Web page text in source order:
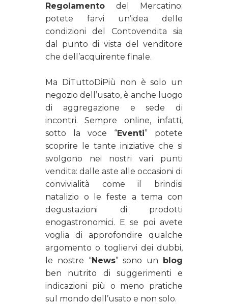
Regolamento del Mercatino:
potete farvi un’idea delle
condizioni del Contovendita sia
dal punto di vista del venditore
che dell’acquirente finale.
Ma DiTuttoDiPiù non è solo un
negozio dell’usato, è anche luogo
di aggregazione e sede di
incontri. Sempre online, infatti,
sotto la voce “Eventi” potete
scoprire le tante iniziative che si
svolgono nei nostri vari punti
vendita: dalle aste alle occasioni di
convivialità come il brindisi
natalizio o le feste a tema con
degustazioni di prodotti
enogastronomici. E se poi avete
voglia di approfondire qualche
argomento o togliervi dei dubbi,
le nostre “News” sono un blog
ben nutrito di suggerimenti e
indicazioni più o meno pratiche
sul mondo dell’usato e non solo.